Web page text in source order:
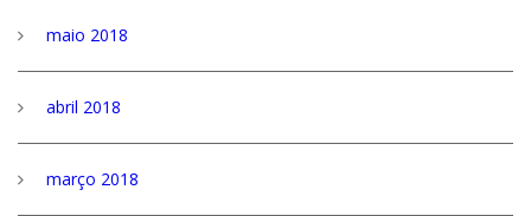
maio 2018
abril 2018
março 2018